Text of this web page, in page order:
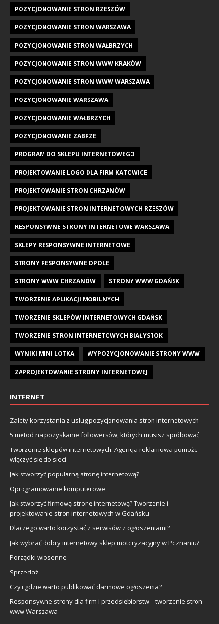
POZYCJONOWANIE STRON RZESZÓW
POZYCJONOWANIE STRON WARSZAWA
POZYCJONOWANIE STRON WAŁBRZYCH
POZYCJONOWANIE STRON WWW KRAKÓW
POZYCJONOWANIE STRON WWW WARSZAWA
POZYCJONOWANIE WARSZAWA
POZYCJONOWANIE WAŁBRZYCH
POZYCJONOWANIE ZABRZE
PROGRAM DO SKLEPU INTERNETOWEGO
PROJEKTOWANIE LOGO DLA FIRM KATOWICE
PROJEKTOWANIE STRON CHRZANÓW
PROJEKTOWANIE STRON INTERNETOWYCH RZESZÓW
RESPONSYWNE STRONY INTERNETOWE WARSZAWA
SKLEPY RESPONSYWNE INTERNETOWE
STRONY RESPONSYWNE OPOLE
STRONY WWW CHRZANÓW STRONY WWW GDAŃSK
TWORZENIE APLIKACJI MOBILNYCH
TWORZENIE SKLEPÓW INTERNETOWYCH GDAŃSK
TWORZENIE STRON INTERNETOWYCH BIAŁYSTOK
WYNIKI MINI LOTKA WYPOZYCJONOWANIE STRONY WWW
ZAPROJEKTOWANIE STRONY INTERNETOWEJ
INTERNET
Zalety korzystania z usług pozycjonowania stron internetowych
5 metod na pozyskanie followersów, których musisz spróbować
Tworzenie sklepów internetowych. Agencja reklamowa pomoże
włączyć się do sieci
Jak stworzyć popularną stronę internetową?
Oprogramowanie komputerowe
Jak stworzyć firmową stronę internetową? Tworzenie i
projektowanie stron internetowych w Gdańsku
Dlaczego warto korzystać z serwisów z ogłoszeniami?
Jak wybrać dobry internetowy sklep motoryzacyjny w Poznaniu?
Porządki wiosenne
Sprzedaż.
Czy i gdzie warto publikować darmowe ogłoszenia?
Responsywne strony dla firm i przedsiębiorstw – tworzenie stron
www Warszawa